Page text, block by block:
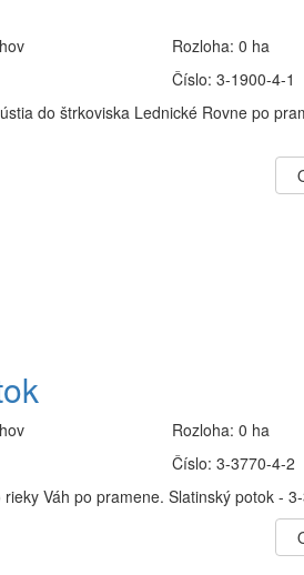
Rozloha:0 ha
Číslo:3-1900-4-1
do štrkoviska Lednické Rovne po
Rozloha:0 ha
Číslo:3-3770-4-2
Váh po pramene. Slatinský potok -